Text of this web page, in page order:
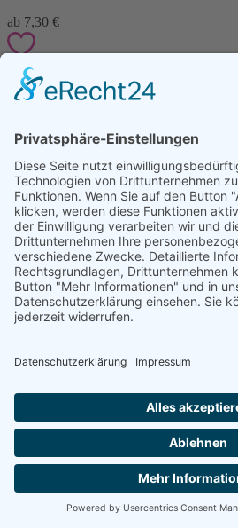
ab 7,30 €
Ferienwohnung Lenka Suchomelova
in Kunwald
Stausee Pastviny ca. 6 km
ab 7,80 €
Ferienwohnungen Statek Adamek
in Borotice
16
2 Nächte
ab 8,00 €
Ferienhaus Chata Posudov
in Frymburk
30.6.-1.9. wochenweise buchbar